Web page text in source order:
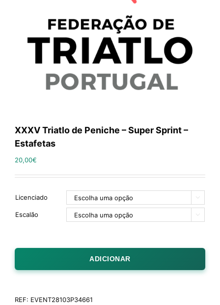
XXXV Triatlo de Peniche – Super Sprint –
Estafetas
20,00€
Licenciado 
Escalão 
ADICIONAR
REF: EVENT28103P34661